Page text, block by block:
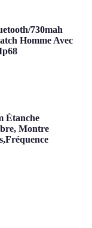
730mah
Homme Avec
Étanche
Montre